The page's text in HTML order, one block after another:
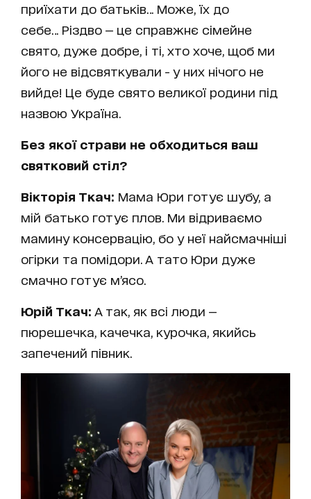
приїхати до батьків… Може, їх до
себе… Різдво — це справжнє сімейне
свято, дуже добре, і ті, хто хоче, щоб ми
його не відсвяткували - у них нічого не
вийде! Це буде свято великої родини під
назвою Україна.
Без якої страви не обходиться ваш
святковий стіл?
Вікторія Ткач: Мама Юри готує шубу, а
мій батько готує плов. Ми відриваємо
мамину консервацію, бо у неї найсмачніші
огірки та помідори. А тато Юри дуже
смачно готує м’ясо.
Юрій Ткач: А так, як всі люди —
пюрешечка, качечка, курочка, якийсь
запечений півник.